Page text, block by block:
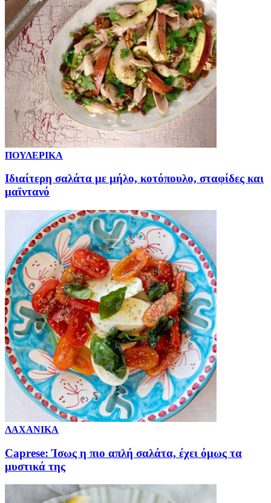
ΠΟΥΛΕΡΙΚΑ
Ιδιαίτερη σαλάτα με μήλο, κοτόπουλο, σταφίδες και
μαϊντανό
ΛΑΧΑΝΙΚΑ
Caprese: Ίσως η πιο απλή σαλάτα, έχει όμως τα
μυστικά της